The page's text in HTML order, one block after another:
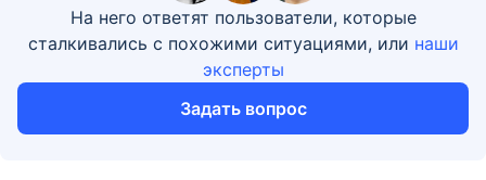
На него ответят пользователи, которые
сталкивались с похожими ситуациями, или наши
эксперты
Задать вопрос